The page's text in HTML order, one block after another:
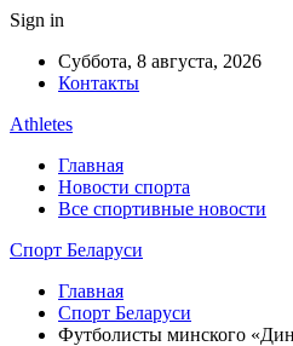
Sign in
Суббота, 8 августа, 2026
Контакты
Athletes
Главная
Новости спорта
Все спортивные новости
Спорт Беларуси
Главная
Спорт Беларуси
Футболисты минского